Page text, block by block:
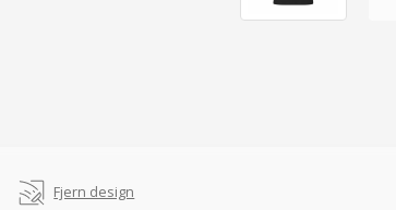
Fjern design